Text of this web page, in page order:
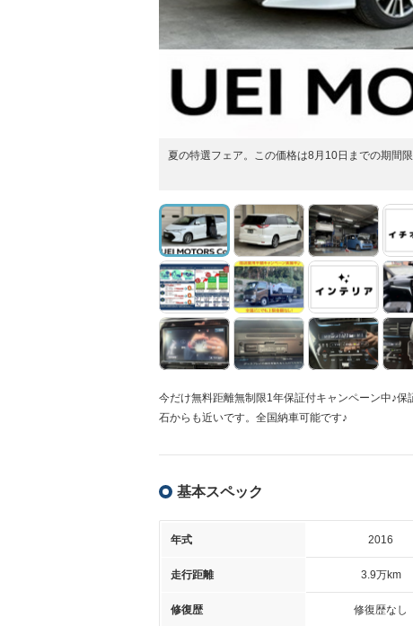
夏の特選フェア。この価格は8月10日までの期間
今だけ無料距離無制限1年保証付キャンペーン中♪
石からも近いです。全国納車可能です♪
基本スペック
年式 2016
走行距離 3.9万km
修復歴 修復歴なし